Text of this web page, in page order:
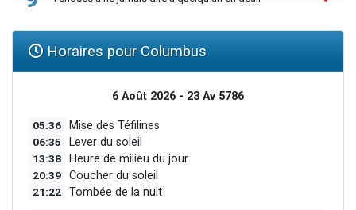
Horaires pour Columbus
6 Août 2026 - 23 Av 5786
05:36 Mise des Téfilines
06:35 Lever du soleil
13:38 Heure de milieu du jour
20:39 Coucher du soleil
21:22 Tombée de la nuit